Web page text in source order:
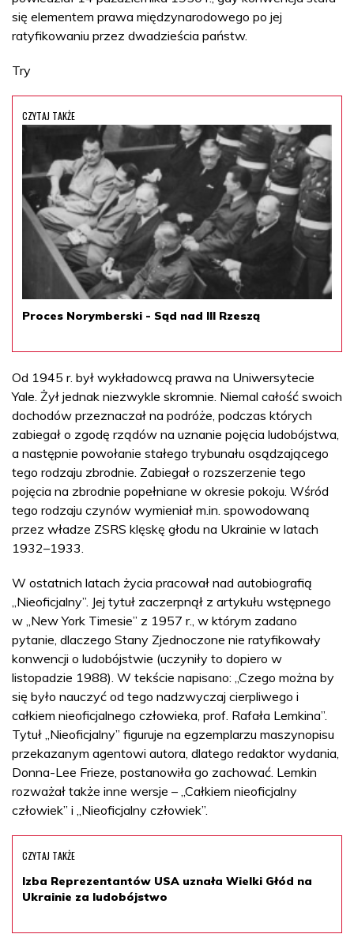
się elementem prawa międzynarodowego po jej
ratyfikowaniu przez dwadzieścia państw.
Try
CZYTAJ TAKŻE
Proces Norymberski - Sąd nad III Rzeszą
Od 1945 r. był wykładowcą prawa na Uniwersytecie
Yale. Żył jednak niezwykle skromnie. Niemal całość swoich
dochodów przeznaczał na podróże, podczas których
zabiegał o zgodę rządów na uznanie pojęcia ludobójstwa,
a następnie powołanie stałego trybunału osądzającego
tego rodzaju zbrodnie. Zabiegał o rozszerzenie tego
pojęcia na zbrodnie popełniane w okresie pokoju. Wśród
tego rodzaju czynów wymieniał m.in. spowodowaną
przez władze ZSRS klęskę głodu na Ukrainie w latach
1932–1933.
W ostatnich latach życia pracował nad autobiografią
„Nieoficjalny”. Jej tytuł zaczerpnął z artykułu wstępnego
w „New York Timesie” z 1957 r., w którym zadano
pytanie, dlaczego Stany Zjednoczone nie ratyfikowały
konwencji o ludobójstwie (uczyniły to dopiero w
listopadzie 1988). W tekście napisano: „Czego można by
się było nauczyć od tego nadzwyczaj cierpliwego i
całkiem nieoficjalnego człowieka, prof. Rafała Lemkina”.
Tytuł „Nieoficjalny” figuruje na egzemplarzu maszynopisu
przekazanym agentowi autora, dlatego redaktor wydania,
Donna-Lee Frieze, postanowiła go zachować. Lemkin
rozważał także inne wersje – „Całkiem nieoficjalny
człowiek” i „Nieoficjalny człowiek”.
CZYTAJ TAKŻE
Izba Reprezentantów USA uznała Wielki Głód na
Ukrainie za ludobójstwo